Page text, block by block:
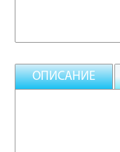
ОПИСАНИЕ